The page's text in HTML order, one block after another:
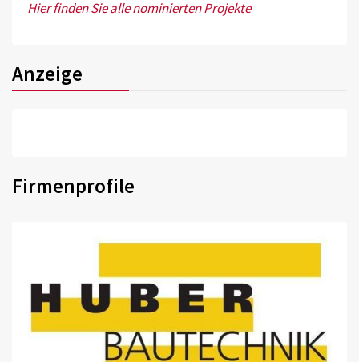
Hier finden Sie alle nominierten Projekte
Anzeige
Firmenprofile